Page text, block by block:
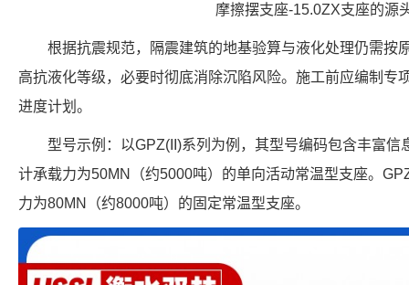
摩擦摆支座-15.0ZX支座的源
根据抗震规范，隔震建筑的地基验算与液化处理仍需按
高抗液化等级，必要时彻底消除沉陷风险。施工前应编制专
进度计划。
型号示例：以GPZ(II)系列为例，其型号编码包含丰富
计承载力为50MN（约5000吨）的单向活动常温型支座。
力为80MN（约8000吨）的固定常温型支座。